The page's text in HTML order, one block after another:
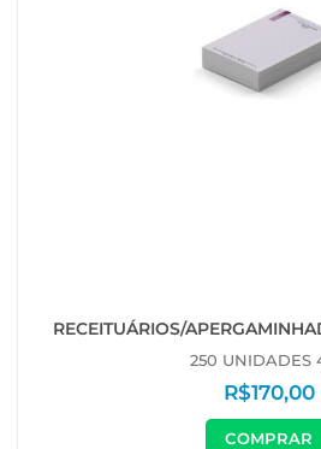
RECEITUÁRIOS/
250 UNIDADES
R$170,00
COMPRAR